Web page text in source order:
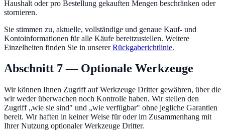
Haushalt oder pro Bestellung gekauften Mengen beschränken oder
stornieren.
Sie stimmen zu, aktuelle, vollständige und genaue Kauf- und
Kontoinformationen für alle Käufe bereitzustellen. Weitere
Einzelheiten finden Sie in unsererRückgaberichtlinie.
Abschnitt 7 — Optionale Werkzeuge
Wir können Ihnen Zugriff auf Werkzeuge Dritter gewähren, über die
wir weder überwachen noch Kontrolle haben. Wir stellen den
Zugriff „wie sie sind" und „wie verfügbar" ohne jegliche Garantien
bereit. Wir haften in keiner Weise für oder im Zusammenhang mit
Ihrer Nutzung optionaler Werkzeuge Dritter.